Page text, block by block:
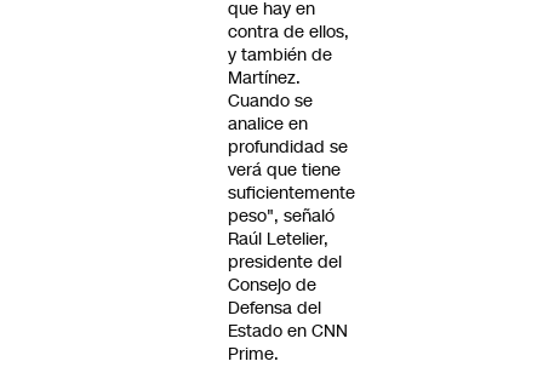
que hay en
contra de ellos,
y también de
Martínez.
Cuando se
analice en
profundidad se
verá que tiene
suficientemente
peso", señaló
Raúl Letelier,
presidente del
Consejo de
Defensa del
Estado en CNN
Prime.